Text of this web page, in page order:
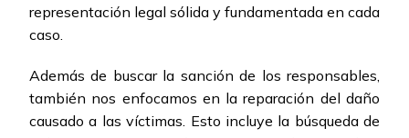
representación legal sólida y fundamentada en cada
caso.
Además de buscar la sanción de los responsables,
también nos enfocamos en la reparación del daño
causado a las víctimas. Esto incluye la búsqueda de